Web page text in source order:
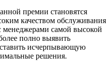
премии становятся
качеством обслуживания
менеджерами самой высокой
полно выявить
исчерпывающую
решения.